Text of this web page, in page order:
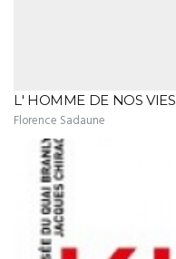
L' HOMME DE NOS VIES
Florence Sadaune